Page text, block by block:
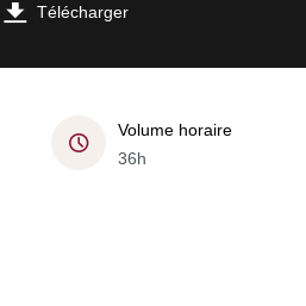
Télécharger
Volume horaire
36h